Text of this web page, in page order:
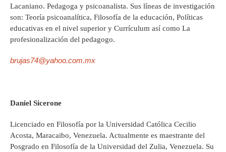
Lacaniano. Pedagoga y psicoanalista. Sus líneas de investigación
son: Teoría psicoanalítica, Filosofía de la educación, Políticas
educativas en el nivel superior y Currículum así como La
profesionalización del pedagogo.
brujas74@yahoo.com.mx
Daniel Sicerone
Licenciado en Filosofía por la Universidad Católica Cecilio
Acosta, Maracaibo, Venezuela. Actualmente es maestrante del
Posgrado en Filosofía de la Universidad del Zulia, Venezuela. Su